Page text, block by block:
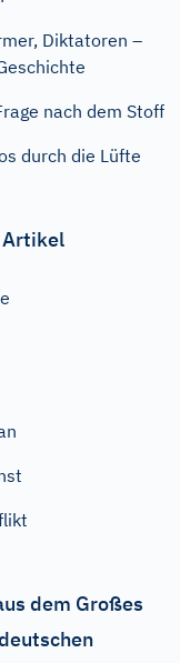
Diktatoren –
nach dem Stoff
durch die Lüfte
Artikel
dem Großes